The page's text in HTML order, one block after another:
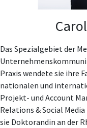
Das Spezialgebiet der
Praxis wendete sie ihre
nationalen und
Projekt- und Account
Relations & Social
sie Doktorandin an der